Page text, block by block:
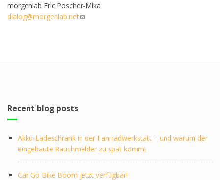
morgenlab Eric Poscher-Mika
dialog@morgenlab.net(link sends e-mail)
Recent blog posts
Akku-Ladeschrank in der Fahrradwerkstatt – und warum der
eingebaute Rauchmelder zu spät kommt
Car Go Bike Boom jetzt verfügbar!